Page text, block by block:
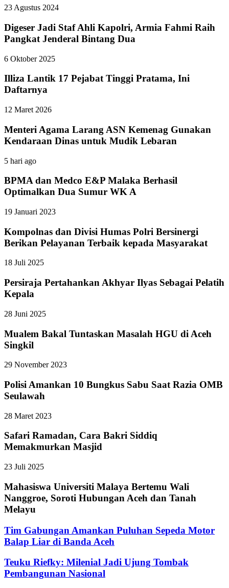
23 Agustus 2024
Digeser Jadi Staf Ahli Kapolri, Armia Fahmi Raih
Pangkat Jenderal Bintang Dua
6 Oktober 2025
Illiza Lantik 17 Pejabat Tinggi Pratama, Ini
Daftarnya
12 Maret 2026
Menteri Agama Larang ASN Kemenag Gunakan
Kendaraan Dinas untuk Mudik Lebaran
5 hari ago
BPMA dan Medco E&P Malaka Berhasil
Optimalkan Dua Sumur WK A
19 Januari 2023
Kompolnas dan Divisi Humas Polri Bersinergi
Berikan Pelayanan Terbaik kepada Masyarakat
18 Juli 2025
Persiraja Pertahankan Akhyar Ilyas Sebagai Pelatih
Kepala
28 Juni 2025
Mualem Bakal Tuntaskan Masalah HGU di Aceh
Singkil
29 November 2023
Polisi Amankan 10 Bungkus Sabu Saat Razia OMB
Seulawah
28 Maret 2023
Safari Ramadan, Cara Bakri Siddiq
Memakmurkan Masjid
23 Juli 2025
Mahasiswa Universiti Malaya Bertemu Wali
Nanggroe, Soroti Hubungan Aceh dan Tanah
Melayu
Tim Gabungan Amankan Puluhan Sepeda Motor
Balap Liar di Banda Aceh
Teuku Riefky: Milenial Jadi Ujung Tombak
Pembangunan Nasional